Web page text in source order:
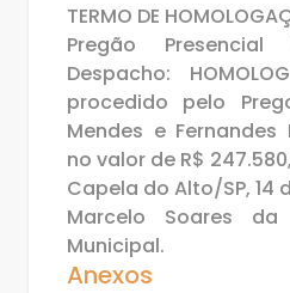
TERMO DE
Pregão
Despacho:
procedido pelo
Mendes e Fernandes
no valor de R$
Capela do Alto/SP, 14
Marcelo Soares
Municipal.
Anexos